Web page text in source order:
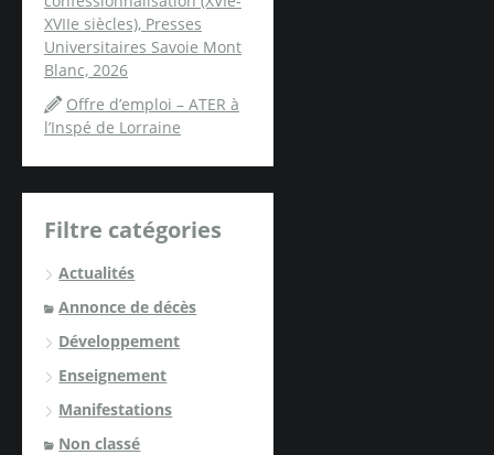
XVIIe siècles), Presses
Universitaires Savoie Mont
Blanc, 2026
Offre d’emploi – ATER à
l’Inspé de Lorraine
Filtre catégories
Actualités
Annonce de décès
Développement
Enseignement
Manifestations
Non classé